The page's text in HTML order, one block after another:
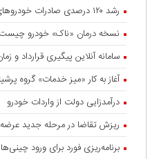
رشد ۱۲۰ درصدی صادرات خودروهای برقی چین
نسخه درمان «ناک» خودرو
سامانه آنلاین پیگیری قرارداد‌ و
آغاز به کار «میز خدمات» گروه
درآمدزایی دولت از واردات خودرو
ریزش تقاضا در مرحله جدید
برنامه‌ریزی فورد برای ورود چینی‌ها